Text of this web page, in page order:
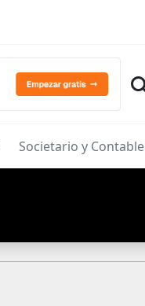
Societario y Contable